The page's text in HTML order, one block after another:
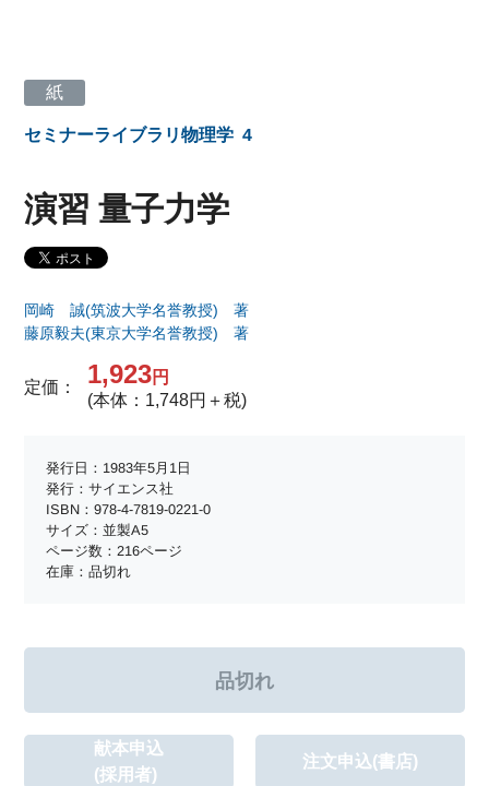
紙
セミナーライブラリ物理学 4
演習 量子力学
岡崎 誠(筑波大学名誉教授) 著
藤原毅夫(東京大学名誉教授) 著
定価： 1,923円
(本体：1,748円＋税)
発行日：1983年5月1日
発行：サイエンス社
ISBN：978-4-7819-0221-0
サイズ：並製A5
ページ数：216ページ
在庫：品切れ
献本申込
(採用者)
注文申込(書店)